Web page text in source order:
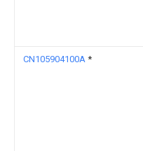
CN105904100A *